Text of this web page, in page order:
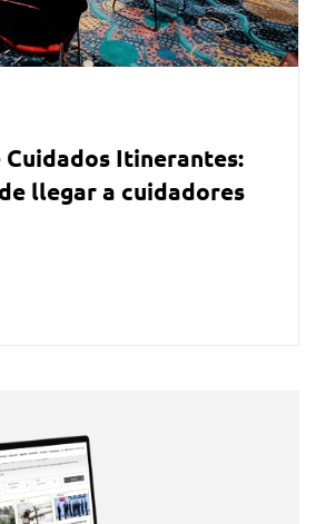
Itinerantes:
llegar a cuidadores